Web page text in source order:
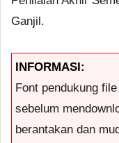
Ganjil.
INFORMASI:
Font pendukung
sebelum
berantakan dan